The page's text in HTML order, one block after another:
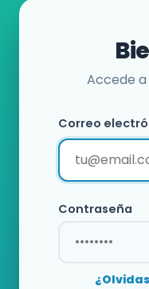
Accede
Correo
Contraseña